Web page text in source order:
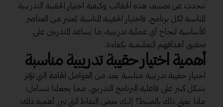
نتحدث عن تصنيف هذه الحقائب وكيفية اختيار الحقيبة التدريبية
المناسبة لكل برنامج. فاختيار الحقيبة المناسبة يُعتبر من العناصر
الأساسية لنجاح أي عملية تدريبية، ما يساعد المتدربين على
تحقيق أهدافهم التعليمية بكفاءة.
أهمية اختيار حقيبة تدريبية مناسبة
اختيار حقيبة تدريبية مناسبة يعد من العوامل الهامة التي تؤثر
بشكل كبير على فاعلية البرنامج التدريبي. مما يجعلنا نتساءل:
ماذا يعني ذلك بالضبط؟ إليك بعض النقاط التي تبرز أهمية ذلك: